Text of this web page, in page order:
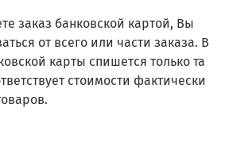
заказ банковской картой, Вы
от всего или части заказа. В
карты спишется только та
стоимости фактически